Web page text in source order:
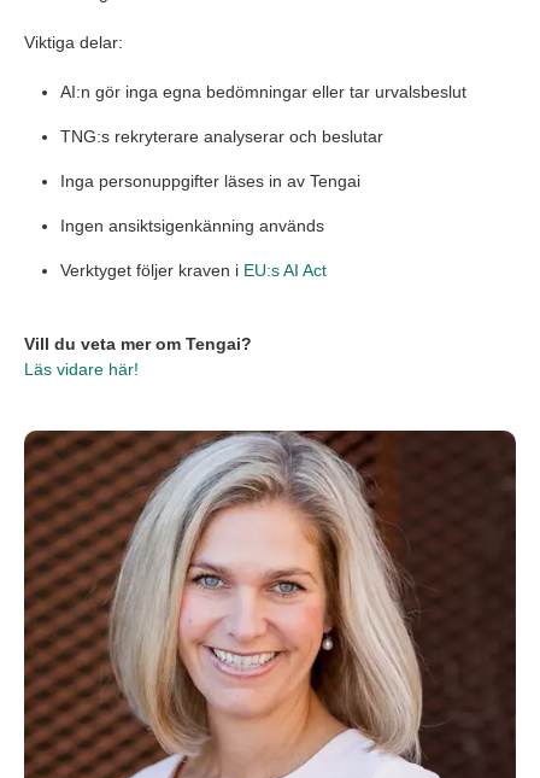
Viktiga delar:
AI:n gör inga egna bedömningar eller tar urvalsbeslut
TNG:s rekryterare analyserar och beslutar
Inga personuppgifter läses in av Tengai
Ingen ansiktsigenkänning används
Verktyget följer kraven i EU:s AI Act
Vill du veta mer om Tengai?
Läs vidare här!